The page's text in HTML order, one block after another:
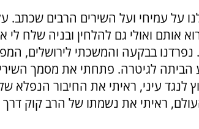
על עמיחי ועל השירים הרבים שכתב.
אותם ואולי גם להלחין ובניה שלח לי
בבקעה והמשכתי לירושלים,
הביתה לגיטרה. פתחתי את מסמך
לנגד עיני, ראיתי את החיבור הנפלא
ראיתי את נשמתו של הרב קוק